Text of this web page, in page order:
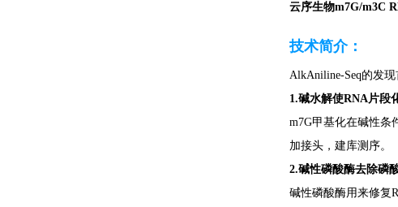
云序生物m7G/m3C
技术简介：
AlkAniline-Seq的发
1.碱水解使RNA片段
m7G甲基化在碱性条
加接头，建库测序。
2.碱性磷酸酶去除磷
碱性磷酸酶用来修复